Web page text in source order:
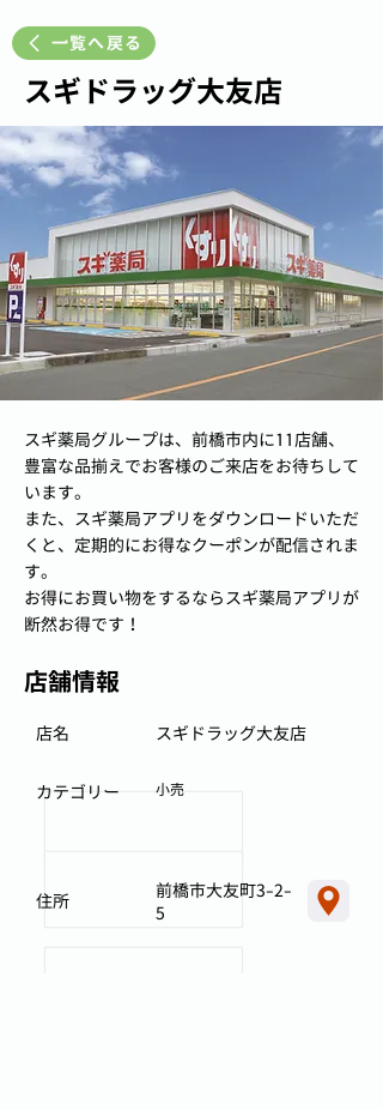
一覧へ戻る
スギドラッグ大友店
スギ薬局グループは、前橋市内に11店舗、
豊富な品揃えでお客様のご来店をお待ちして
います。
また、スギ薬局アプリをダウンロードいただ
くと、定期的にお得なクーポンが配信されま
す。
お得にお買い物をするならスギ薬局アプリが
断然お得です！
店舗情報
スギドラッグ大友店
店名
小売
カテゴリー
前橋市大友町3-2-
5
住所